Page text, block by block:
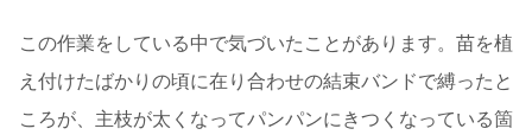
この作業をしている中で気づいたことがあります。苗を植
え付けたばかりの頃に在り合わせの結束バンドで縛ったと
ころが、主枝が太くなってパンパンにきつくなっている箇